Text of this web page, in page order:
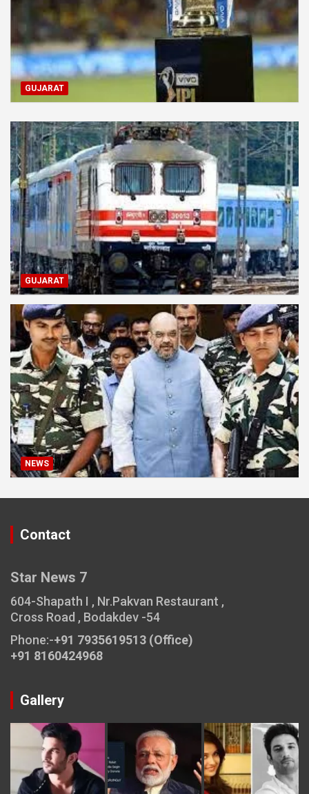
GUJARAT
GUJARAT
NEWS
Contact
Star News 7
604-Shapath I , Nr.Pakvan Restaurant ,
Cross Road , Bodakdev -54
Phone:-+91 7935619513 (Office)
+91 8160424968
Gallery